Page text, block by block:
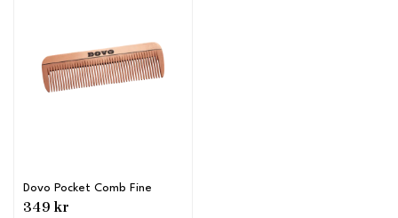
Dovo Pocket Comb Fine
349 kr